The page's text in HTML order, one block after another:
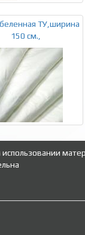
ТУ,ширина
150 см.,